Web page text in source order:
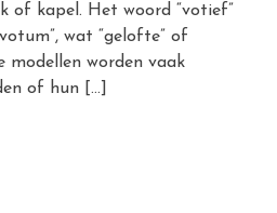
of kapel. Het woord “votief”
wat “gelofte” of
modellen worden vaak
of hun […]